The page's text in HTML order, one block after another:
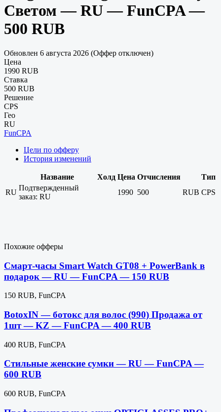
Светом — RU — FunCPA —
500 RUB
Обновлен 6 августа 2026 (Оффер отключен)
Цена
1990 RUB
Ставка
500 RUB
Решение
CPS
Гео
RU
FunCPA
Цели по офферу
История изменений
Название Холд Цена Отчисления
Тип
RU
Подтвержденный
заказ: RU
1990 500 RUB CPS
Похожие офферы
Смарт-часы Smart Watch GT08 + PowerBank в
подарок — RU — FunCPA — 150 RUB
150 RUB, FunCPA
BotoxIN — ботокс для волос (990) Продажа от
1шт — KZ — FunCPA — 400 RUB
400 RUB, FunCPA
Стильные женские сумки — RU — FunCPA —
600 RUB
600 RUB, FunCPA